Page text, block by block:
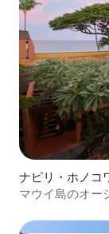
ナピリ・ホノコ
マウイ島のオー